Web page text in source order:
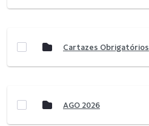
Cartazes Obrigatórios
AGO 2026